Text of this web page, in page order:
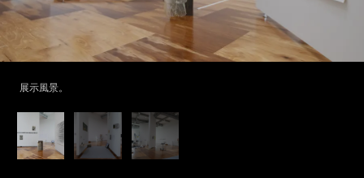
展示風景。